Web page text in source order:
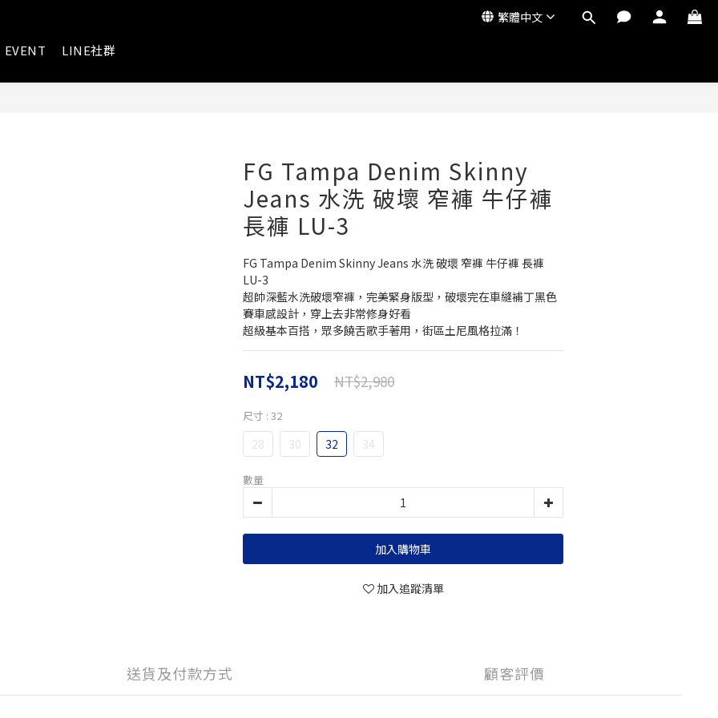
繁體中文
EVENT LINE社群
FG Tampa Denim Skinny
Jeans 水洗 破壞 窄褲 牛仔褲
長褲 LU-3
FG Tampa Denim Skinny Jeans 水洗 破壞 窄褲 牛仔褲 長褲
LU-3
超帥深藍水洗破壞窄褲，完美緊身版型，破壞完在車縫補丁黑色
賽車感設計，穿上去非常修身好看
超級基本百搭，眾多饒舌歌手著用，街區土尼風格拉滿！
NT$2,180 NT$2,980
尺寸 : 32
28 30 32 34
數量
加入購物車
加入追蹤清單
送貨及付款方式 顧客評價